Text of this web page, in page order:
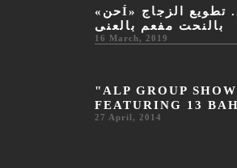
«حنÍ» لجمال اليوسف.. تطويع الزجاج
بالنحت مفعم بالعنى
16 March, 2019
"ALP GROUP
FEATURING 13
27 April, 2014